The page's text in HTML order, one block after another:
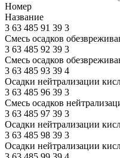
Номер
Название
3 63 485 91 39 3
Смесь осадков
3 63 485 92 39 3
Смесь осадков
3 63 485 93 39 4
Осадки нейтрализации
3 63 485 96 39 3
Смесь осадков
3 63 485 97 39 3
Осадки нейтрализации
3 63 485 98 39 3
Осадки нейтрализации